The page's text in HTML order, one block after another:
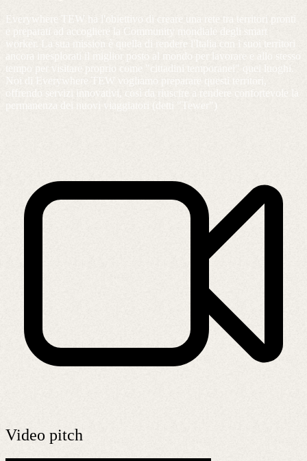
Everywhere TEW ha l'obiettivo di creare una rete tra territori pronti
e preparati ad accogliere la Community mondiale degli smart
worker. La sua mission è quella di rendere l'Italia con i suoi territori
ancora inesplorati il miglior posto al mondo per lavorare e allo stesso
tempo per visitare proprio come "cittadini temporanei" quei luoghi.
Noi di Everywhere TEW vogliamo preparare questi territori,
offrendo servizi innovativi, così da riuscire a rendere confortevole la
permanenza dei nuovi viaggiatori (detti "Tewer")
Video pitch